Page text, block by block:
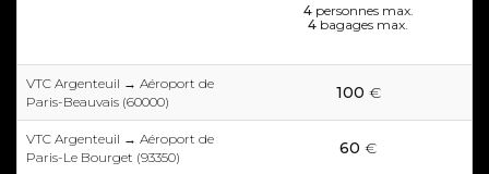
4personnes max.
4 bagages max.
VTC Argenteuil → Aéroport de
Paris-Beauvais (60000)
100 €
VTC Argenteuil → Aéroport de
Paris-Le Bourget (93350)
60 €